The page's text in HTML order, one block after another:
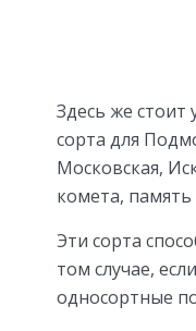
Здесь же
сорта для
Московская,
комета,
Эти сорта
том случае,
односортные